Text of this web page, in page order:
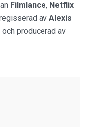
Filmlance, Netflix
av Alexis
och producerad av